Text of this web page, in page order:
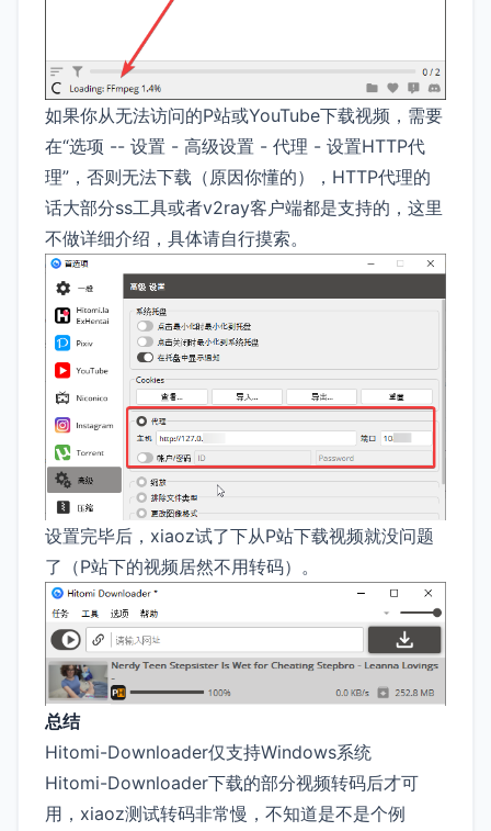
如果你从无法访问的P站或YouTube下载视频，需要
在“选项 -- 设置 - 高级设置 - 代理 - 设置HTTP代
理”，否则无法下载（原因你懂的），HTTP代理的
话大部分ss工具或者v2ray客户端都是支持的，这里
不做详细介绍，具体请自行摸索。
设置完毕后，xiaoz试了下从P站下载视频就没问题
了（P站下的视频居然不用转码）。
总结
Hitomi-Downloader仅支持Windows系统
Hitomi-Downloader下载的部分视频转码后才可
用，xiaoz测试转码非常慢，不知道是不是个例